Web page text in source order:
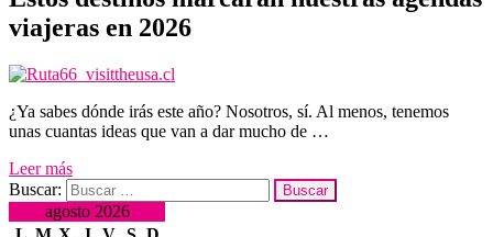
viajeras en 2026
¿Ya sabes dónde irás este año? Nosotros, sí. Al menos, tenemos
unas cuantas ideas que van a dar mucho de …
Leer más
Buscar:
agosto 2026